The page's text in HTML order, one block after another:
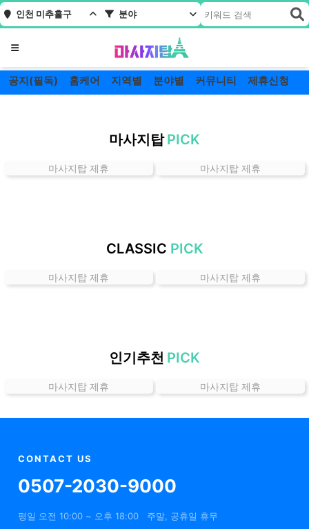
인천 미추홀구 분야
메뉴
공지(필독) 홈케어 지역별 분야별 커뮤니티 제휴신청
홀
격
보
추
마사지탑 PICK
마사지탑 제휴 마사지탑 제휴
CLASSIC PICK
마사지탑 제휴 마사지탑 제휴
인기추천 PICK
마사지탑 제휴 마사지탑 제휴
CONTACT US
0507-2030-9000
평일 오전 10:00 ~ 오후 18:00 주말, 공휴일 휴무